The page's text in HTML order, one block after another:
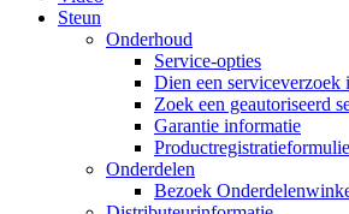
Steun
Onderhoud
Service-opties
Dien een serviceverzoek
Zoek een geautoriseerd
Garantie informatie
Onderdelen
Bezoek